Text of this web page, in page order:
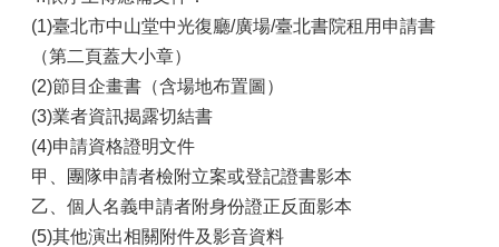
(1)臺北市中山堂中光復廳/廣場/臺北書院租用申請書
（第二頁蓋大小章）
(2)節目企畫書（含場地布置圖）
(3)業者資訊揭露切結書
(4)申請資格證明文件
甲、團隊申請者檢附立案或登記證書影本
乙、個人名義申請者附身份證正反面影本
(5)其他演出相關附件及影音資料